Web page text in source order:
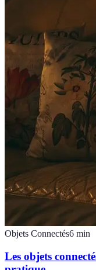
Objets Connectés6 min
Les objets